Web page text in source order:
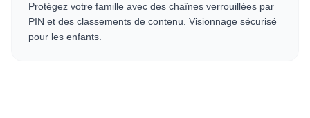
Protégez votre famille avec des chaînes verrouillées par
PIN et des classements de contenu. Visionnage sécurisé
pour les enfants.